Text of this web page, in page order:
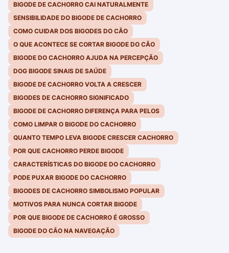
BIGODE DE CACHORRO CAI NATURALMENTE
SENSIBILIDADE DO BIGODE DE CACHORRO
COMO CUIDAR DOS BIGODES DO CÃO
O QUE ACONTECE SE CORTAR BIGODE DO CÃO
BIGODE DO CACHORRO AJUDA NA PERCEPÇÃO
DOG BIGODE SINAIS DE SAÚDE
BIGODE DE CACHORRO VOLTA A CRESCER
BIGODES DE CACHORRO SIGNIFICADO
BIGODE DE CACHORRO DIFERENÇA PARA PELOS
COMO LIMPAR O BIGODE DO CACHORRO
QUANTO TEMPO LEVA BIGODE CRESCER CACHORRO
POR QUE CACHORRO PERDE BIGODE
CARACTERÍSTICAS DO BIGODE DO CACHORRO
PODE PUXAR BIGODE DO CACHORRO
BIGODES DE CACHORRO SIMBOLISMO POPULAR
MOTIVOS PARA NUNCA CORTAR BIGODE
POR QUE BIGODE DE CACHORRO É GROSSO
BIGODE DO CÃO NA NAVEGAÇÃO